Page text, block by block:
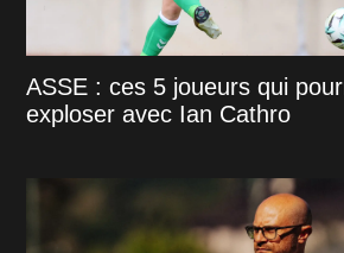
ASSE : ces 5 joueurs qui
exploser avec Ian Cathro